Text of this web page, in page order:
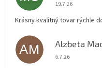
19.7.26
Krásny kvalitný tovar rýchle
AM Alzbeta
Hodnotenie
6.7.26